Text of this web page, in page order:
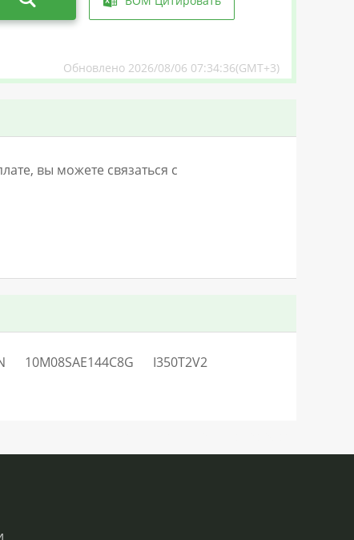
Обновлено 2026/08/06 07:34:36(GMT+3)
вы можете связаться с
10M08SAE144C8G
I350T2V2